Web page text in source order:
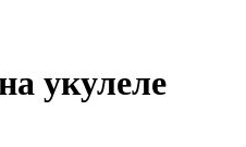
укулеле